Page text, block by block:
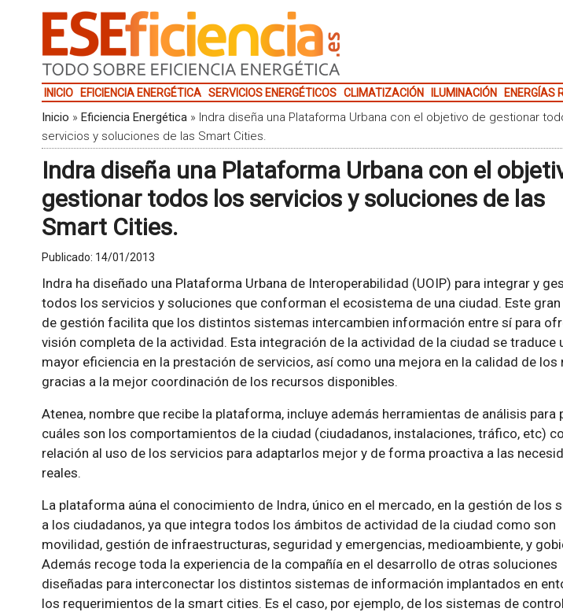
INICIO EFICIENCIA ENERGÉTICA SERVICIOS ENERGÉTICOS CLIMATIZACIÓN ILUMINACIÓN ENERGÍAS
Inicio » Eficiencia Energética» Indra diseña una Plataforma Urbana con el objetivo de gestionar
servicios y soluciones de las Smart Cities.
Indra diseña una Plataforma Urbana con el
gestionar todos los servicios y soluciones de las
Smart Cities.
Publicado: 14/01/2013
Indra ha diseñado una Plataforma Urbana de Interoperabilidad (UOIP) para integrar y
todos los servicios y soluciones que conforman el ecosistema de una ciudad. Este
de gestión facilita que los distintos sistemas intercambien información entre sí para
visión completa de la actividad. Esta integración de la actividad de la ciudad se traduce
mayor eficiencia en la prestación de servicios, así como una mejora en la calidad de los
gracias a la mejor coordinación de los recursos disponibles.
Atenea, nombre que recibe la plataforma, incluye además herramientas de análisis para
cuáles son los comportamientos de la ciudad (ciudadanos, instalaciones, tráfico, etc)
relación al uso de los servicios para adaptarlos mejor y de forma proactiva a las
reales.
La plataforma aúna el conocimiento de Indra, único en el mercado, en la gestión de los
a los ciudadanos, ya que integra todos los ámbitos de actividad de la ciudad como son
movilidad, gestión de infraestructuras, seguridad y emergencias, medioambiente, y
Además recoge toda la experiencia de la compañía en el desarrollo de otras soluciones
diseñadas para interconectar los distintos sistemas de información implantados en
los requerimientos de la smart cities. Es el caso, por ejemplo, de los sistemas de